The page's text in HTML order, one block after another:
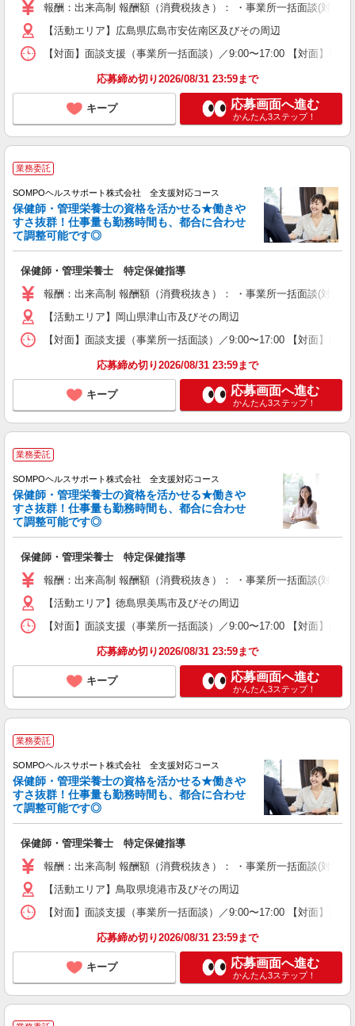
報酬：出来高制 報酬額（消費税抜き）： ・事業所一括面談(対
【活動エリア】広島県広島市安佐南区及びその周辺
【対面】面談支援（事業所一括面談）／9:00〜17:00 【対面】面
応募締め切り2026/08/31 23:59まで
キープ 応募画面へ進む
かんたん3ステップ！
業務委託
SOMPOヘルスサポート株式会社 全支援対応コース
保健師・管理栄養士の資格を活かせる★働きや
すさ抜群！仕事量も勤務時間も、都合に合わせ
て調整可能です◎
保健師・管理栄養士 特定保健指導
報酬：出来高制 報酬額（消費税抜き）： ・事業所一括面談(対
【活動エリア】岡山県津山市及びその周辺
【対面】面談支援（事業所一括面談）／9:00〜17:00 【対面】面
応募締め切り2026/08/31 23:59まで
キープ 応募画面へ進む
かんたん3ステップ！
業務委託
SOMPOヘルスサポート株式会社 全支援対応コース
保健師・管理栄養士の資格を活かせる★働きや
すさ抜群！仕事量も勤務時間も、都合に合わせ
て調整可能です◎
保健師・管理栄養士 特定保健指導
報酬：出来高制 報酬額（消費税抜き）： ・事業所一括面談(対
【活動エリア】徳島県美馬市及びその周辺
【対面】面談支援（事業所一括面談）／9:00〜17:00 【対面】面
応募締め切り2026/08/31 23:59まで
キープ 応募画面へ進む
かんたん3ステップ！
業務委託
SOMPOヘルスサポート株式会社 全支援対応コース
保健師・管理栄養士の資格を活かせる★働きや
すさ抜群！仕事量も勤務時間も、都合に合わせ
て調整可能です◎
保健師・管理栄養士 特定保健指導
報酬：出来高制 報酬額（消費税抜き）： ・事業所一括面談(対
【活動エリア】鳥取県境港市及びその周辺
【対面】面談支援（事業所一括面談）／9:00〜17:00 【対面】面
応募締め切り2026/08/31 23:59まで
キープ 応募画面へ進む
かんたん3ステップ！